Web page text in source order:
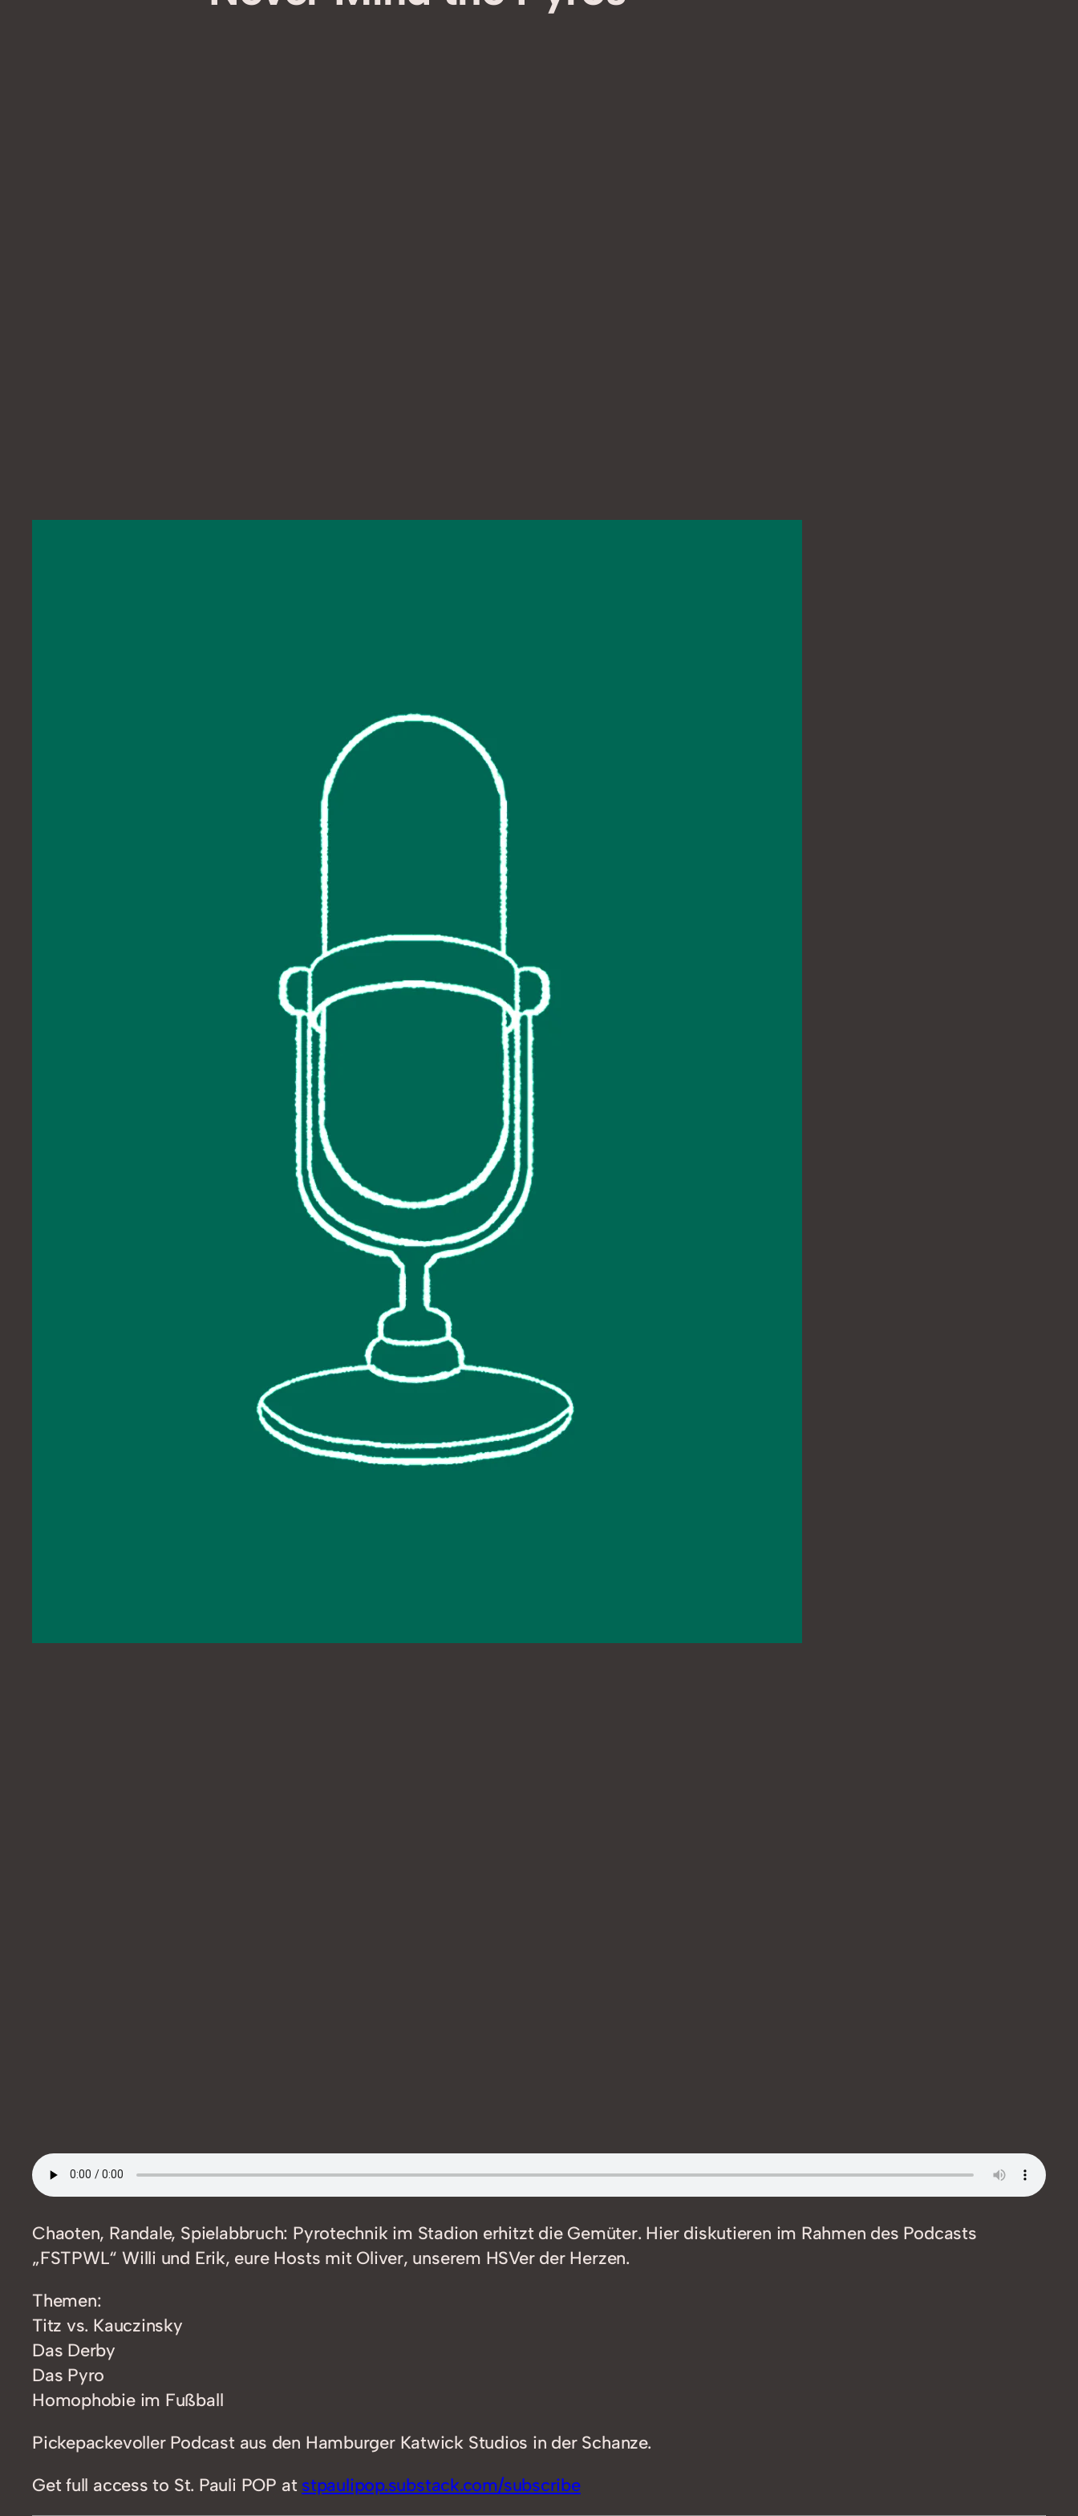
Chaoten, Randale, Spielabbruch: Pyrotechnik im Stadion erhitzt die Gemüter. Hier diskutieren im Rahmen des Podcasts
„FSTPWL“ Willi und Erik, eure Hosts mit Oliver, unserem HSVer der Herzen.
Themen:
Titz vs. Kauczinsky
Das Derby
Das Pyro
Homophobie im Fußball
Pickepackevoller Podcast aus den Hamburger Katwick Studios in der Schanze.
Get full access to St. Pauli POP at stpaulipop.substack.com/subscribe